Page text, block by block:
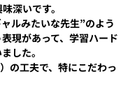
深いです。
ルみたいな先生”のよう
現があって、学習ハード
した。
の工夫で、特にこだわっ